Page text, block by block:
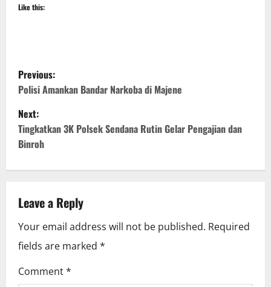
Like this:
P
o
s
t
n
a
v
i
g
Previous:
Polisi Amankan Bandar Narkoba di Majene
Next:
Tingkatkan 3K Polsek Sendana Rutin Gelar Pengajian dan
Binroh
Leave a Reply
Your email address will not be published. Required
fields are marked *
Comment*